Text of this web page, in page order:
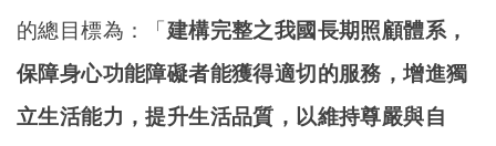
的總目標為：「 建構完整之我國長期照顧體系，
保障身心功能障礙者能獲得適切的服務，增進獨
立生活能力，提升生活品質，以維持尊嚴與自